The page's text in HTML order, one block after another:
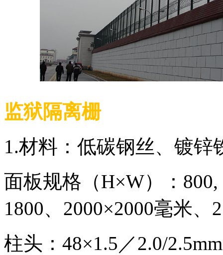
监狱隔离栅
1.材料：低碳钢丝、镀锌
面板规格（H×W）：800,
1800、2000×2000毫米、
柱头：48×1.5／2.0/